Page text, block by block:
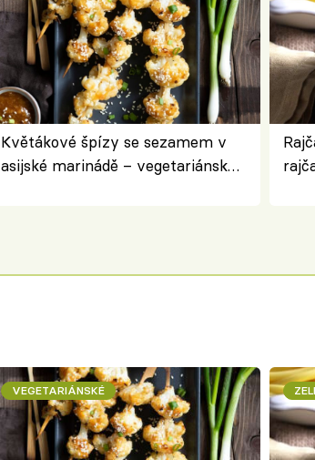
Květákové špízy se sezamem v
asijské marinádě – vegetariánská
VEGETARIÁNSKÉ